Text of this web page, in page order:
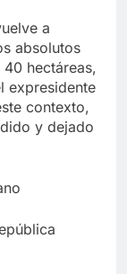
a
absolutos
hectáreas,
expresidente
contexto,
y dejado